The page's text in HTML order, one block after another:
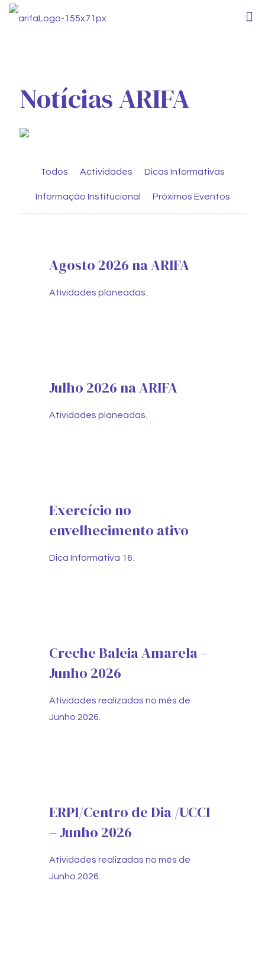
Notícias ARIFA
Todos Actividades Dicas Informativas
Informação Institucional Próximos Eventos
Agosto 2026 na ARIFA
Atividades planeadas.
Julho 2026 na ARIFA
Atividades planeadas.
Exercício no
envelhecimento ativo
Dica Informativa 16.
Creche Baleia Amarela –
Junho 2026
Atividades realizadas no mês de
Junho 2026.
ERPI/Centro de Dia /UCCI
– Junho 2026
Atividades realizadas no mês de
Junho 2026.